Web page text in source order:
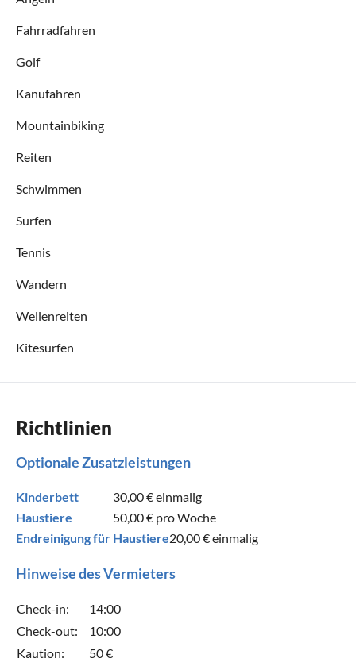
Fahrradfahren
Golf
Kanufahren
Mountainbiking
Reiten
Schwimmen
Surfen
Tennis
Wandern
Wellenreiten
Kitesurfen
Richtlinien
Optionale Zusatzleistungen
Kinderbett 30,00 €einmalig
Haustiere
50,00 € pro Woche
Endreinigung für Haustiere20,00 €einmalig
Hinweise des Vermieters
Check-in:
14:00
Check-out:
10:00
Kaution:
50 €